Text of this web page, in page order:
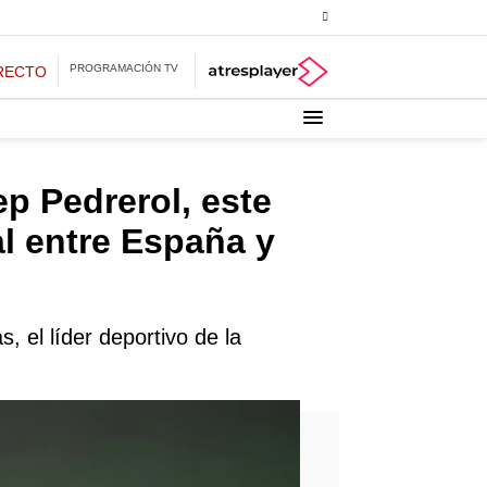
PROGRAMACIÓN TV
Pedrerol, este
entre España y
el líder deportivo de la